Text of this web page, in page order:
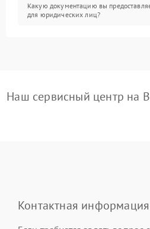
Какую документацию вы
для юридических лиц?
Наш сервисный центр на
Контактная информация